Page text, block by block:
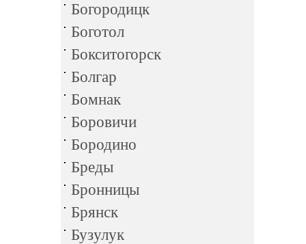
Богородицк
Боготол
Бокситогорск
Болгар
Бомнак
Боровичи
Бородино
Бреды
Бронницы
Брянск
Бузулук